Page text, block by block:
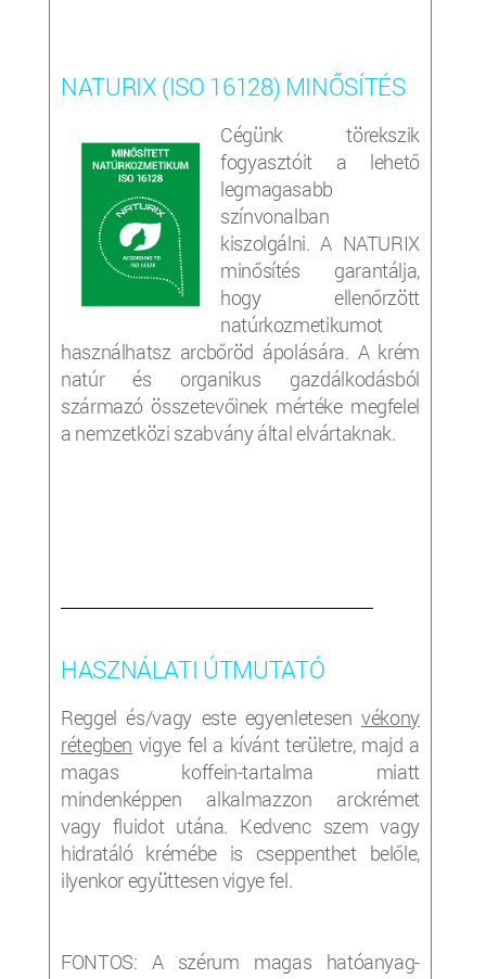
NATURIX (ISO 16128) MINŐSÍTÉS
Cégünk törekszik
fogyasztóit a lehető
legmagasabb
színvonalban
kiszolgálni. A NATURIX
minősítés garantálja,
hogy ellenőrzött
natúrkozmetikumot
használhatsz arcbőröd ápolására. A krém
natúr és organikus gazdálkodásból
származó összetevőinek mértéke megfelel
a nemzetközi szabvány által elvártaknak.
HASZNÁLATI ÚTMUTATÓ
Reggel és/vagy este egyenletesenvékony
rétegben vigye fel a kívánt területre, majd a
magas koffein-tartalma miatt
mindenképpen alkalmazzon arckrémet
vagy fluidot utána. Kedvenc szem vagy
hidratáló krémébe is cseppenthet belőle,
ilyenkor együttesen vigye fel.
FONTOS: A szérum magas hatóanyag-